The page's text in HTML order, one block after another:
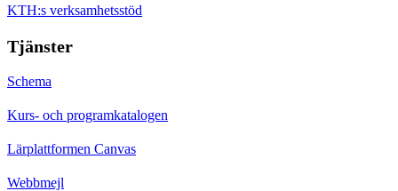
KTH:s verksamhetsstöd
Tjänster
Schema
Kurs- och programkatalogen
Lärplattformen Canvas
Webbmejl